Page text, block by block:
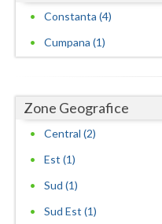
Constanta (4)
Cumpana (1)
Zone Geografice
Central (2)
Est (1)
Sud (1)
Sud Est (1)